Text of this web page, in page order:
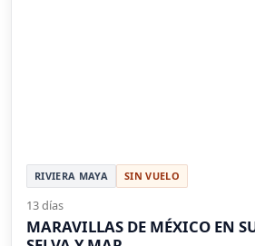
RIVIERA MAYA SIN VUELO
13 días
MARAVILLAS DE MÉXICO EN